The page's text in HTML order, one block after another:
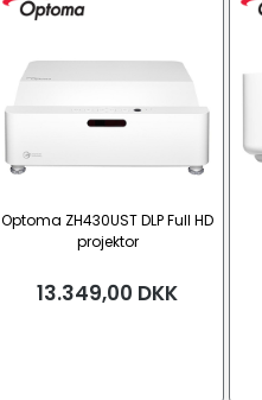
Optoma ZH430UST DLP Full HD
projektor
13.349,00 DKK